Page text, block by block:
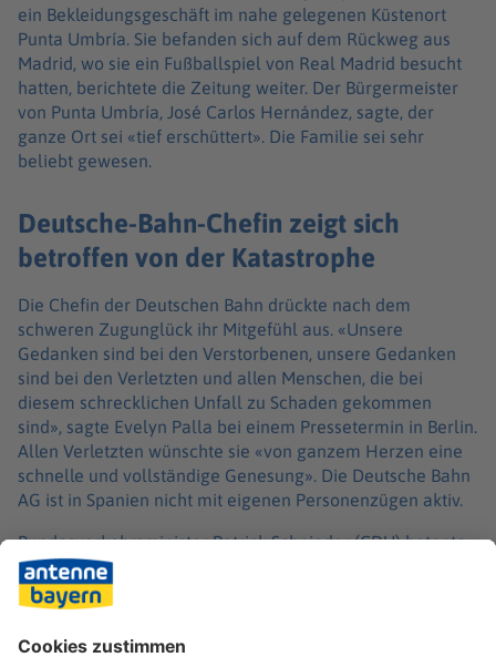
ein Bekleidungsgeschäft im nahe gelegenen Küstenort
Punta Umbría. Sie befanden sich auf dem Rückweg aus
Madrid, wo sie ein Fußballspiel von Real Madrid besucht
hatten, berichtete die Zeitung weiter. Der Bürgermeister
von Punta Umbría, José Carlos Hernández, sagte, der
ganze Ort sei «tief erschüttert». Die Familie sei sehr
beliebt gewesen.
Deutsche-Bahn-Chefin zeigt sich
betroffen von der Katastrophe
Die Chefin der Deutschen Bahn drückte nach dem
schweren Zugunglück ihr Mitgefühl aus. «Unsere
Gedanken sind bei den Verstorbenen, unsere Gedanken
sind bei den Verletzten und allen Menschen, die bei
diesem schrecklichen Unfall zu Schaden gekommen
sind», sagte Evelyn Palla bei einem Pressetermin in Berlin.
Allen Verletzten wünschte sie «von ganzem Herzen eine
schnelle und vollständige Genesung». Die Deutsche Bahn
AG ist in Spanien nicht mit eigenen Personenzügen aktiv.
Bundesverkehrsminister Patrick Schnieder (CDU) betonte
bei dem gemeinsamen Termin, dass der Unfall zeige,
welche Katastrophen auch auf der Schiene möglich seien.
Es sei «sehr wichtig, dass wir immer vor Augen haben, was
passieren kann - und dass wir alle Kraft darauf auslegen